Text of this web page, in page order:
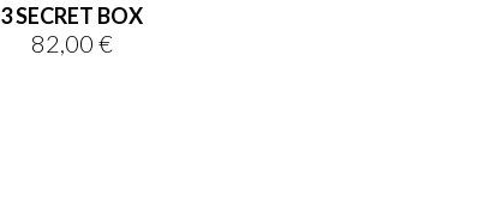
3 SECRET BOX
Prezzo
82,00 €